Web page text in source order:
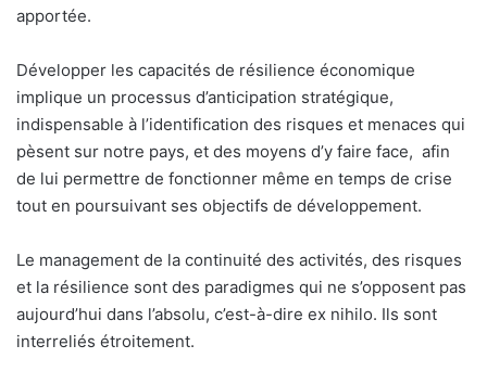
apportée.
Développer les capacités de résilience économique
implique un processus d’anticipation stratégique,
indispensable à l’identification des risques et menaces qui
pèsent sur notre pays, et des moyens d’y faire face, afin
de lui permettre de fonctionner même en temps de crise
tout en poursuivant ses objectifs de développement.
Le management de la continuité des activités, des risques
et la résilience sont des paradigmes qui ne s’opposent pas
aujourd’hui dans l’absolu, c’est-à-dire ex nihilo. Ils sont
interreliés étroitement.